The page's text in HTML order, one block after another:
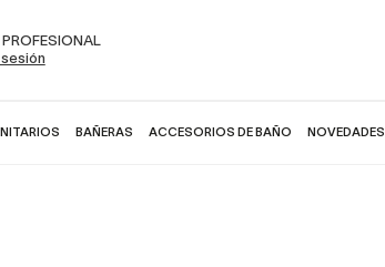
PROFESIONAL
sesión
BAÑERAS ACCESORIOS DE BAÑO NOVEDADES